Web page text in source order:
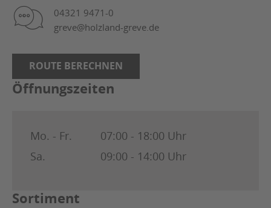
04321 9471-0
greve@holzland-greve.de
ROUTE BERECHNEN
Öffnungszeiten
Mo. - Fr.
07:00 - 18:00 Uhr
Sa.
09:00 - 14:00 Uhr
Sortiment